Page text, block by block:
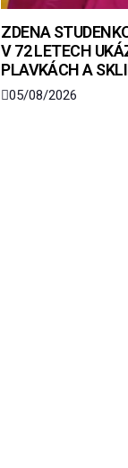
ZDENA
V 72 LETECH
PLAVKÁCH A
05/08/2026